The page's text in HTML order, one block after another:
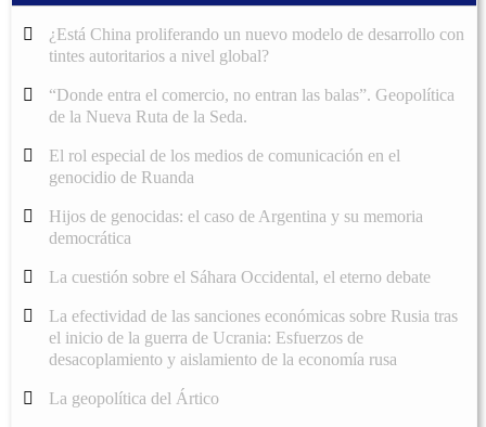
¿Está China proliferando un nuevo modelo de desarrollo con
tintes autoritarios a nivel global?
“Donde entra el comercio, no entran las balas”. Geopolítica
de la Nueva Ruta de la Seda.
El rol especial de los medios de comunicación en el
genocidio de Ruanda
Hijos de genocidas: el caso de Argentina y su memoria
democrática
La cuestión sobre el Sáhara Occidental, el eterno debate
La efectividad de las sanciones económicas sobre Rusia tras
el inicio de la guerra de Ucrania: Esfuerzos de
desacoplamiento y aislamiento de la economía rusa
La geopolítica del Ártico